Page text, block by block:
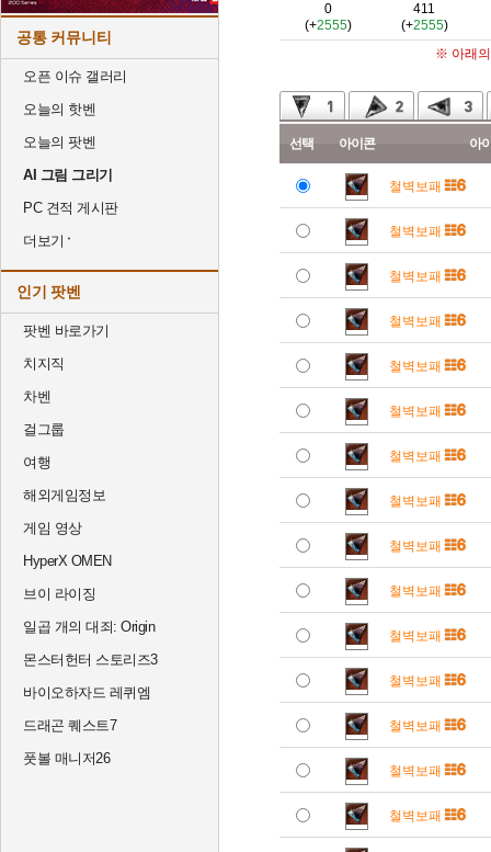
공통 커뮤니티
오픈 이슈 갤러리
오늘의 핫벤
오늘의 팟벤
AI 그림 그리기
PC 견적 게시판
더보기
인기 팟벤
팟벤 바로가기
치지직
차벤
걸그룹
여행
해외게임정보
게임 영상
HyperX OMEN
브이 라이징
일곱 개의 대죄: Origin
몬스터헌터 스토리즈3
바이오하자드 레퀴엠
드래곤 퀘스트7
풋볼 매니저26
0
(+2555)
411
(+2555)
※ 아래의
선택 아이콘 아
철벽보패
철벽보패
철벽보패
철벽보패
철벽보패
철벽보패
철벽보패
철벽보패
철벽보패
철벽보패
철벽보패
철벽보패
철벽보패
철벽보패
철벽보패